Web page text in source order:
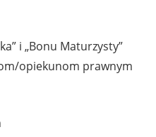
i „Bonu Maturzysty”
opiekunom prawnym